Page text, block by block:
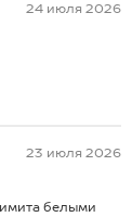
24 июля 2026
23 июля 2026
белыми